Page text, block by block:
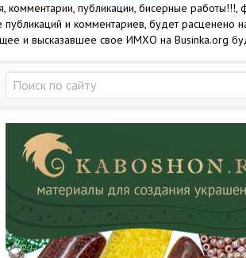
публикации, бисерные работы!!!,
и комментариев, будет расценено
и высказавшее свое ИМХО на Businka.org